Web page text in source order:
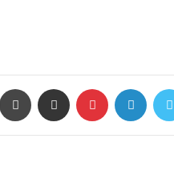
تويتر لينكدإن بينتيريست مشاركة عبر البريد